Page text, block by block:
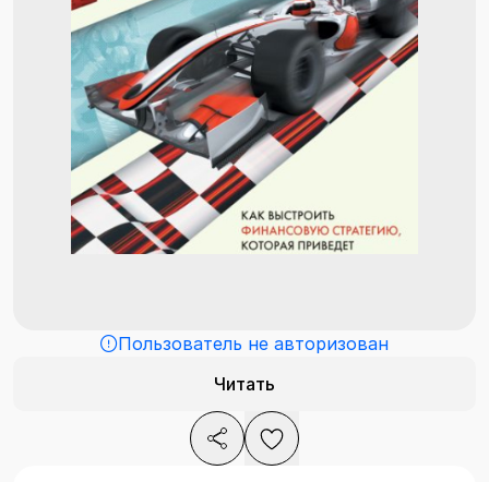
Пользователь не авторизован
Читать